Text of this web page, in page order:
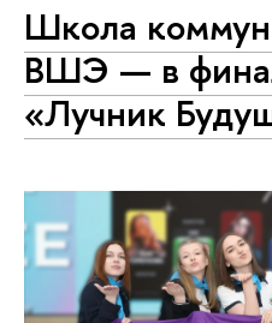
Школа
ВШЭ — в
«Лучник